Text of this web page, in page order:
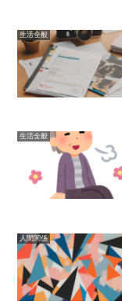
生活全般
生活全般
人間関係